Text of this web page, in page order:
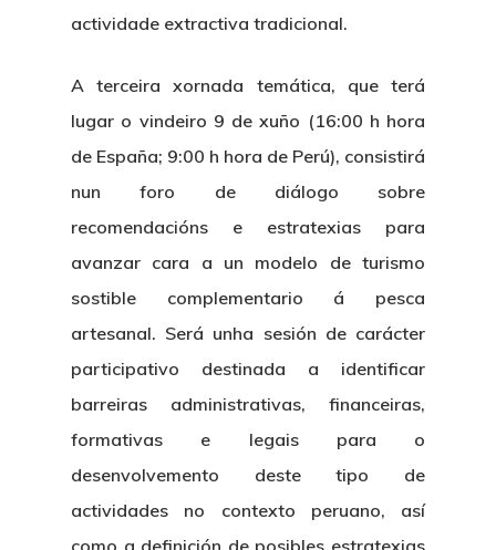
actividade extractiva tradicional.
A terceira xornada temática, que terá
lugar o vindeiro 9 de xuño (16:00 h hora
de España; 9:00 h hora de Perú), consistirá
nun foro de diálogo sobre
recomendacións e estratexias para
avanzar cara a un modelo de turismo
sostible complementario á pesca
artesanal. Será unha sesión de carácter
participativo destinada a identificar
barreiras administrativas, financeiras,
formativas e legais para o
desenvolvemento deste tipo de
actividades no contexto peruano, así
como a definición de posibles estratexias